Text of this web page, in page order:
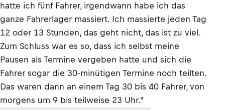
hatte ich fünf Fahrer, irgendwann habe ich das
ganze Fahrerlager massiert. Ich massierte jeden Tag
12 oder 13 Stunden, das geht nicht, das ist zu viel.
Zum Schluss war es so, dass ich selbst meine
Pausen als Termine vergeben hatte und sich die
Fahrer sogar die 30-minütigen Termine noch teilten.
Das waren dann an einem Tag 30 bis 40 Fahrer, von
morgens um 9 bis teilweise 23 Uhr."